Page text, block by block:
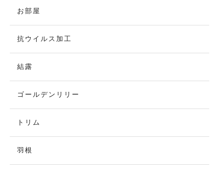
お部屋
抗ウイルス加工
結露
ゴールデンリリー
トリム
羽根